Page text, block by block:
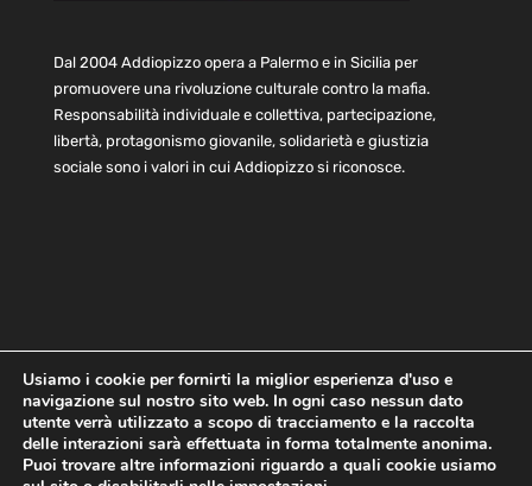
Dal 2004 Addiopizzo opera a Palermo e in Sicilia per
promuovere una rivoluzione culturale contro la mafia.
Responsabilità individuale e collettiva, partecipazione,
libertà, protagonismo giovanile, solidarietà e giustizia
sociale sono i valori in cui Addiopizzo si riconosce.
Home Statuto e bilancio
Contatti
Privacy
Cookie Child Protection Policy
Usiamo i cookie per fornirti la miglior esperienza d'uso e
navigazione sul nostro sito web. In ogni caso nessun dato
utente verrà utilizzato a scopo di tracciamento e la raccolta
delle interazioni sarà effettuata in forma totalmente anonima.
Puoi trovare altre informazioni riguardo a quali cookie usiamo